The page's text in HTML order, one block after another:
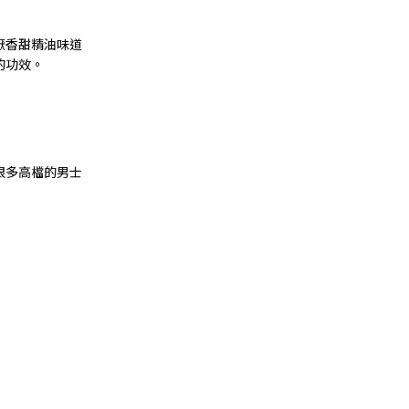
香甜精油味道
效。
高檔的男士